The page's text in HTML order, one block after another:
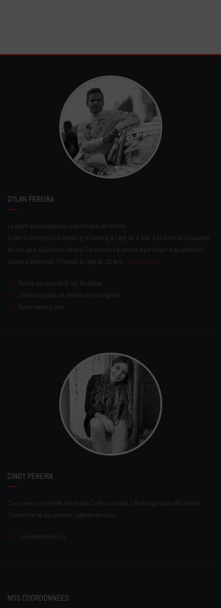
DYLAN PEREIRA
Le sport automobile est une histoire de famille.
Dylan a commencé à conduire un karting à l’âge de 4 ans, à la suite de la passion
de son père, Guillaume Pereira. Ce chemin l'a amené à participer à sa première
course à Mirecourt (France) à l'âge de 10 ans... Lire la suite
Suivre son actualité sur facebook
Découvrez plus de photos sur Instagram
Dylan-pereira.com
CINDY PEREIRA
C'est avec une grande fierté que Cindy s'installe à Bertrange pour officialiser
l'ouverture de son premier cabinet dentaire.
Luxedentalclinic.lu
NOS COORDONNÉES